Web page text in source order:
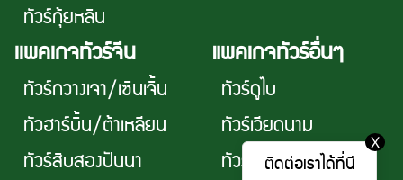
ทัวร์กุ้ยหลิน
เเพคเกจทัวร์จีน
ทัวร์กวางเจา/เซินเจิ้น
ทัวฮาร์บิ้น/ต้าเหลียน
ทัวร์สิบสองปันนา
แพคเกจทัวร์อื่นๆ
ทัวร์ดูไบ
ทัวร์เวียดนาม
ทัวร์ไต้หวันติดต่อเราได้ที่นี
X